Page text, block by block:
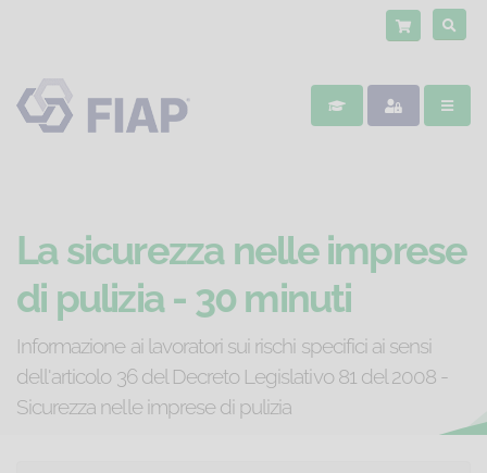
La sicurezza nelle imprese
di pulizia - 30 minuti
Informazione ai lavoratori sui rischi specifici ai sensi
dell'articolo 36 del Decreto Legislativo 81 del 2008 -
Sicurezza nelle imprese di pulizia